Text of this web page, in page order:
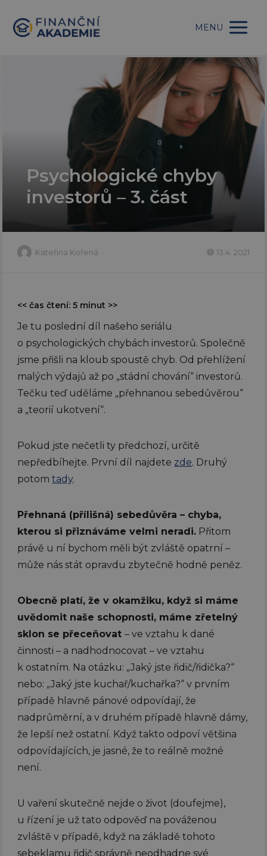
MENU
Psychologické chyby
investorů – 3. část
Kateřina Kořená 13.4. 2021
<< čas čtení: 5 minut >>
Je tu poslední díl našeho seriálu
o psychologických chybách investorů. Společně
jsme přišli na kloub spoustě chyb. Od přehlížení
malých výdajů až po „stádní chování“ investorů.
Tečku teď uděláme „přehnanou sebedůvěrou“
a „teorií ukotvení“.
Pokud jste nečetli ty předchozí, určitě
nepředbíhejte. První díl najdete zde. Druhý
potomtady.
Přehnaná (přílišná) sebedůvěra – chyba,
kterou si přiznáváme velmi neradi. Přitom
právě u ní bychom měli být zvláště opatrní –
může nás stát opravdu zbytečně hodně peněz.
Obecně platí, že v okamžiku, když si máme
uvědomit naše schopnosti, máme zřetelný
sklon se přeceňovat– ve vztahu k dané
činnosti – a nadhodnocovat – ve vztahu
k ostatním. Na otázku: „Jaký jste řidič/řidička?“
nebo: „Jaký jste kuchař/kuchařka?“ v prvním
případě hlavně pánové odpovídají, že
nadprůměrní, a v druhém případě hlavně dámy,
že lepší než ostatní. Když takto odpoví většina
odpovídajících, je jasné, že to reálně možné
není.
U vaření skutečně nejde o život (doufejme),
u řízení je už tato odpověď na pováženou
zvláště v případě, když na základě tohoto
sebeklamu řidič správně neodhadne své